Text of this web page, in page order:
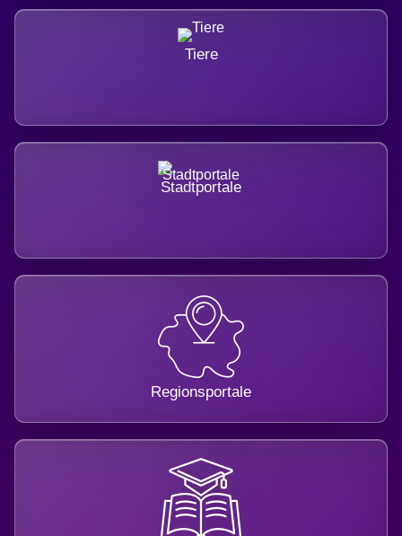
Tiere
Stadtportale
Regionsportale